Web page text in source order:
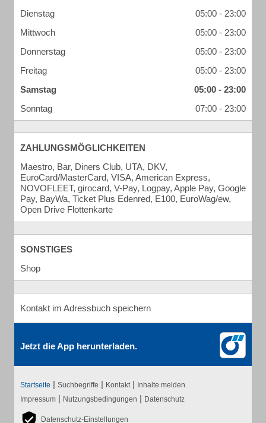
Dienstag
05:00 - 23:00
Mittwoch
05:00 - 23:00
Donnerstag
05:00 - 23:00
Freitag
05:00 - 23:00
Samstag
05:00 - 23:00
Sonntag
07:00 - 23:00
ZAHLUNGSMÖGLICHKEITEN
Maestro, Bar, Diners Club, UTA, DKV,
EuroCard/MasterCard, VISA, American Express,
NOVOFLEET, girocard, V-Pay, Logpay, Apple Pay, Google
Pay, BayWa, Ticket Plus Edenred, E100, EuroWag/ew,
Open Drive Flottenkarte
SONSTIGES
Shop
Kontakt im Adressbuch speichern
Jetzt die App herunterladen.
Startseite | Suchbegriffe | Kontakt | Inhalte melden
Impressum | Nutzungsbedingungen | Datenschutz
Datenschutz-Einstellungen